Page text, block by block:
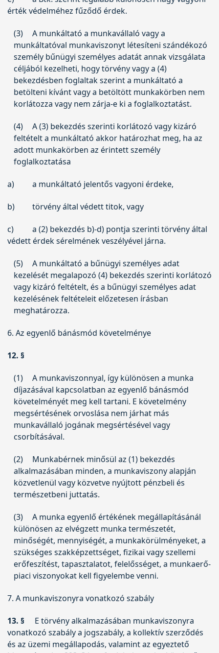
érték védelméhez fűződő érdek.
(3)
A munkáltató a munkavállaló vagy a
munkáltatóval munkaviszonyt létesíteni szándékozó
személy bűnügyi személyes adatát annak vizsgálata
céljából kezelheti, hogy törvény vagy a (4)
bekezdésben foglaltak szerint a munkáltató a
betölteni kívánt vagy a betöltött munkakörben nem
korlátozza vagy nem zárja-e ki a foglalkoztatást.
(4)
A (3) bekezdés szerinti korlátozó vagy kizáró
feltételt a munkáltató akkor határozhat meg, ha az
adott munkakörben az érintett személy
foglalkoztatása
a) a munkáltató jelentős vagyoni érdeke,
b) törvény által védett titok, vagy
c)
a (2) bekezdés b)-d) pontja szerinti törvény által
védett érdek sérelmének veszélyével járna.
(5)
A munkáltató a bűnügyi személyes adat
kezelését megalapozó (4) bekezdés szerinti korlátozó
vagy kizáró feltételt, és a bűnügyi személyes adat
kezelésének feltételeit előzetesen írásban
meghatározza.
6. Az egyenlő bánásmód követelménye
12. §
(1)
A munkaviszonnyal, így különösen a munka
díjazásával kapcsolatban az egyenlő bánásmód
követelményét meg kell tartani. E követelmény
megsértésének orvoslása nem járhat más
munkavállaló jogának megsértésével vagy
csorbításával.
(2)
Munkabérnek minősül az (1) bekezdés
alkalmazásában minden, a munkaviszony alapján
közvetlenül vagy közvetve nyújtott pénzbeli és
természetbeni juttatás.
(3)
A munka egyenlő értékének megállapításánál
különösen az elvégzett munka természetét,
minőségét, mennyiségét, a munkakörülményeket, a
szükséges szakképzettséget, fizikai vagy szellemi
erőfeszítést, tapasztalatot, felelősséget, a munkaerő-
piaci viszonyokat kell figyelembe venni.
7. A munkaviszonyra vonatkozó szabály
13. §
E törvény alkalmazásában munkaviszonyra
vonatkozó szabály a jogszabály, a kollektív szerződés
és az üzemi megállapodás, valamint az egyeztető